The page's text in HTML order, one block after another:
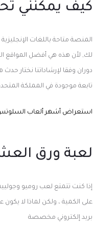
كيف يمكنني
المنصة متاحة باللغات الإنجليزية
لك, لأن هذه هي أفضل المواقع
تابعة موجودة في المملكة
استعراض أشهر ألعاب السلوتس
لعبة ورق
إذا كنت تتمتع لعب روميو
على الكمية ، ولكن لماذا لا
بريد إلكتروني مخصصة